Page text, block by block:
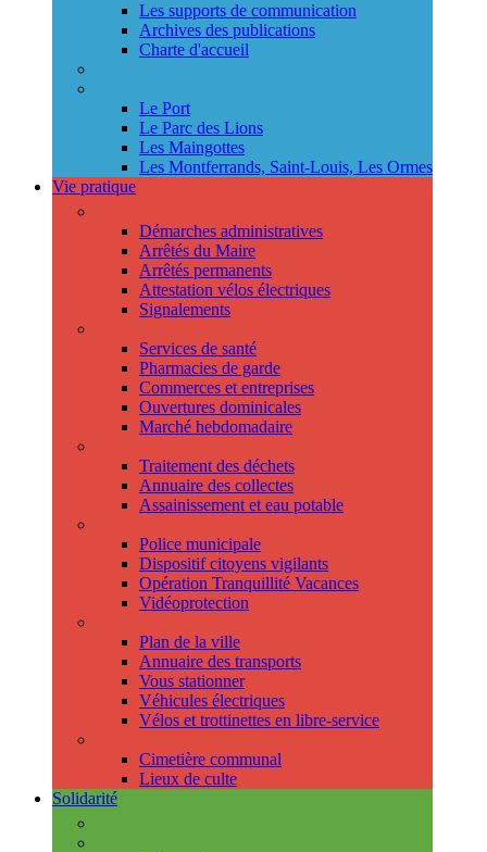
Les supports de communication
Archives des publications
Charte d'accueil
Le Port
Le Parc des Lions
Les Maingottes
Les Montferrands, Saint-Louis, Les Ormes
Vie pratique
Démarches administratives
Arrêtés du Maire
Arrêtés permanents
Attestation vélos électriques
Signalements
Services de santé
Pharmacies de garde
Commerces et entreprises
Ouvertures dominicales
Marché hebdomadaire
Traitement des déchets
Annuaire des collectes
Assainissement et eau potable
Police municipale
Dispositif citoyens vigilants
Opération Tranquillité Vacances
Vidéoprotection
Plan de la ville
Annuaire des transports
Vous stationner
Véhicules électriques
Vélos et trottinettes en libre-service
Cimetière communal
Lieux de culte
Solidarité